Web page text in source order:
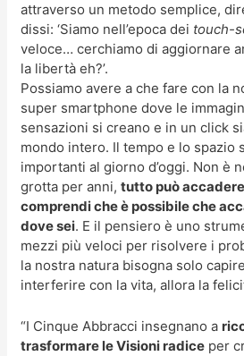
attraverso un metodo semplice,
dissi: ‘Siamo nell’epoca dei touch-
veloce… cerchiamo di aggiornare
la libertà eh?’.
Possiamo avere a che fare con la
super smartphone dove le
sensazioni si creano e in un click
mondo intero. Il tempo e lo spazio
importanti al giorno d’oggi. Non è
grotta per anni,tutto può
comprendi che è possibile che
dove sei. E il pensiero è uno
mezzi più veloci per risolvere i
la nostra natura bisogna solo
interferire con la vita, allora la
“I Cinque Abbracci insegnano a
trasformare le Visioni radice per